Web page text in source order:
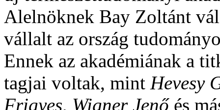
Alelnöknek Bay Zoltánt
vállalt az ország
Ennek az akadémiának a
tagjai voltak, mint Hevesy
Frigyes, Wigner Jenő és